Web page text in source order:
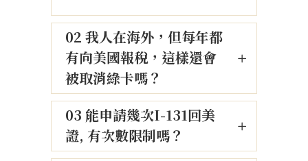
02 我人在海外，但每年都
有向美國報稅，這樣還會
被取消綠卡嗎？
03 能申請幾次I-131回美
證, 有次數限制嗎？